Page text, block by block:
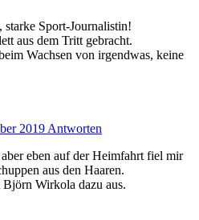
Sport-Journalistin!
aus dem Tritt gebracht.
Wachsen von irgendwas, keine
2019 Antworten
eben auf der Heimfahrt fiel mir
aus den Haaren.
Wirkola dazu aus.